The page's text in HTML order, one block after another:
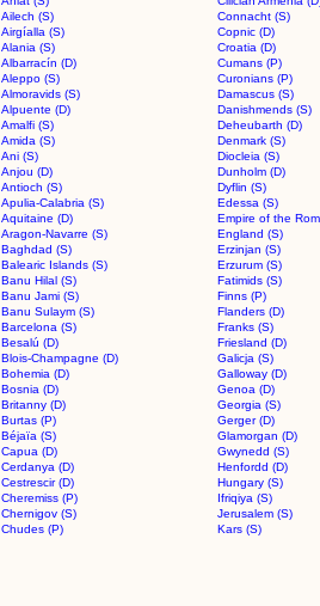
Ailech (S)
Connacht (S)
Airgíalla (S)
Copnic (D)
Alania (S)
Croatia (D)
Albarracín (D)
Cumans (P)
Aleppo (S)
Curonians (P)
Almoravids (S)
Damascus (S)
Alpuente (D)
Danishmends (S)
Amalfi (S)
Deheubarth (D)
Amida (S)
Denmark (S)
Ani (S)
Diocleia (S)
Anjou (D)
Dunholm (D)
Antioch (S)
Dyflin (S)
Apulia-Calabria (S)
Edessa (S)
Aquitaine (D)
Empire of the
Aragon-Navarre (S)
England (S)
Baghdad (S)
Erzinjan (S)
Balearic Islands (S)
Erzurum (S)
Banu Hilal (S)
Fatimids (S)
Banu Jami (S)
Finns (P)
Banu Sulaym (S)
Flanders (D)
Barcelona (S)
Franks (S)
Besalú (D)
Friesland (D)
Blois-Champagne (D)
Galicja (S)
Bohemia (D)
Galloway (D)
Bosnia (D)
Genoa (D)
Britanny (D)
Georgia (S)
Burtas (P)
Gerger (D)
Béjaïa (S)
Glamorgan (D)
Capua (D)
Gwynedd (S)
Cerdanya (D)
Henfordd (D)
Cestrescir (D)
Hungary (S)
Cheremiss (P)
Ifriqiya (S)
Chernigov (S)
Jerusalem (S)
Chudes (P)
Kars (S)